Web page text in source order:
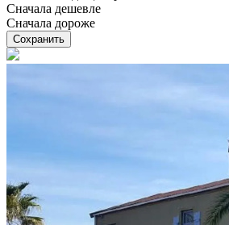
Сначала дешевле
Сначала дороже
Сохранить